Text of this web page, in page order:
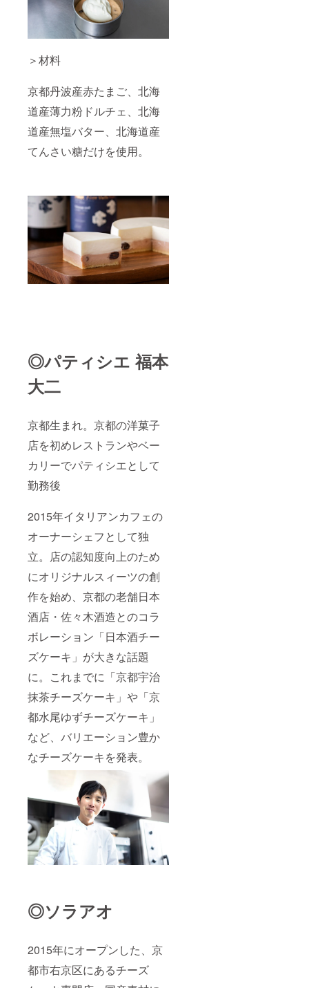
＞材料
京都丹波産赤たまご、北海
道産薄力粉ドルチェ、北海
道産無塩バター、北海道産
てんさい糖だけを使用。
◎パティシエ 福本
大二
京都生まれ。京都の洋菓子
店を初めレストランやベー
カリーでパティシエとして
勤務後
2015年イタリアンカフェの
オーナーシェフとして独
立。店の認知度向上のため
にオリジナルスィーツの創
作を始め、京都の老舗日本
酒店・佐々木酒造とのコラ
ボレーション「日本酒チー
ズケーキ」が大きな話題
に。これまでに「京都宇治
抹茶チーズケーキ」や「京
都水尾ゆずチーズケーキ」
など、バリエーション豊か
なチーズケーキを発表。
◎ソラアオ
2015年にオープンした、京
都市右京区にあるチーズ